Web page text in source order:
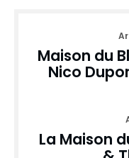
Maison du
Nico
La Maison